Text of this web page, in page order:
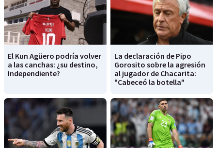
El Kun Agüero podría volver
a las canchas: ¿su destino,
Independiente?
La declaración de Pipo
Gorosito sobre la agresión
al jugador de Chacarita:
"Cabeceó la botella"